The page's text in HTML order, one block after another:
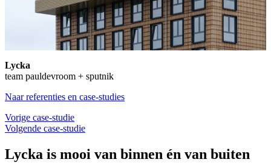
Lycka
team pauldevroom + sputnik
Naar referenties en case-studies
Vorige case-studie
Volgende case-studie
Lycka is mooi van binnen én van buiten